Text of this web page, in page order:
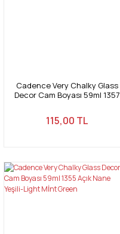
Cadence Very Chalky Glass
Decor Cam Boyası 59ml 1357
115,00 TL